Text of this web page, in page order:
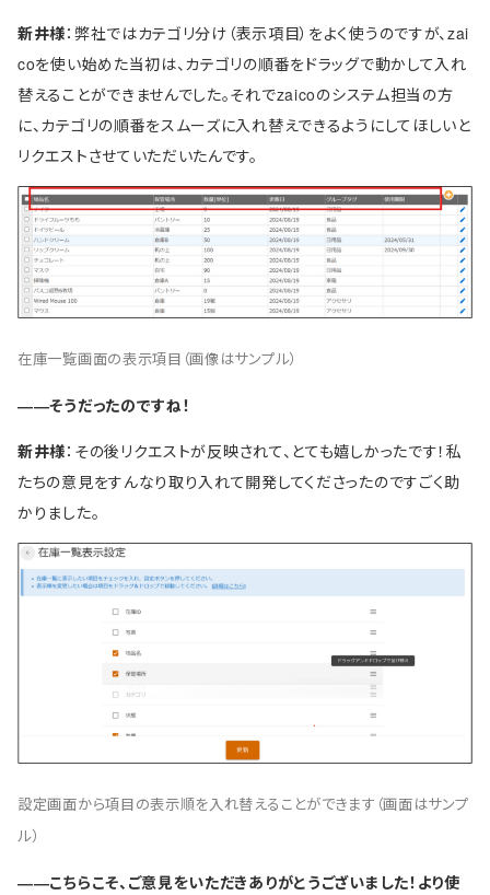
新井様：弊社ではカテゴリ分け（表示項目）をよく使うのですが、zai
coを使い始めた当初は、カテゴリの順番をドラッグで動かして入れ
替えることができませんでした。それでzaicoのシステム担当の方
に、カテゴリの順番をスムーズに入れ替えできるようにしてほしいと
リクエストさせていただいたんです。
在庫一覧画面の表示項目（画像はサンプル）
――そうだったのですね！
新井様：その後リクエストが反映されて、とても嬉しかったです！私
たちの意見をすんなり取り入れて開発してくださったのですごく助
かりました。
設定画面から項目の表示順を入れ替えることができます（画面はサンプ
ル）
――こちらこそ、ご意見をいただきありがとうございました！より使